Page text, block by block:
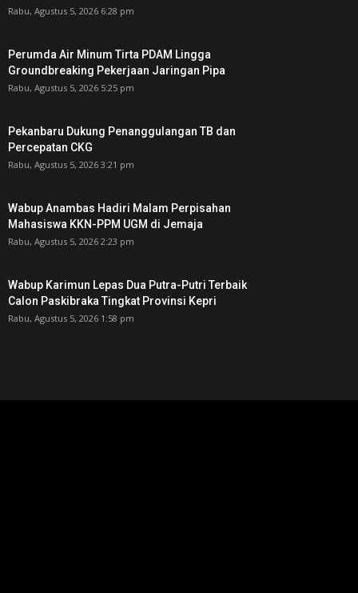
Rabu, Agustus 5, 2026 6:28 pm
Perumda Air Minum Tirta PDAM Lingga
Groundbreaking Pekerjaan Jaringan Pipa
Rabu, Agustus 5, 2026 5:25 pm
Pekanbaru Dukung Penanggulangan TB dan
Percepatan CKG
Rabu, Agustus 5, 2026 3:21 pm
Wabup Anambas Hadiri Malam Perpisahan
Mahasiswa KKN-PPM UGM di Jemaja ‎
Rabu, Agustus 5, 2026 2:23 pm
Wabup Karimun Lepas Dua Putra-Putri Terbaik
Calon Paskibraka Tingkat Provinsi Kepri
Rabu, Agustus 5, 2026 1:58 pm